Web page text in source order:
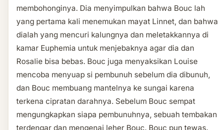
membohonginya. Dia menyimpulkan bahwa Bouc lah
yang pertama kali menemukan mayat Linnet, dan bahwa
dialah yang mencuri kalungnya dan meletakkannya di
kamar Euphemia untuk menjebaknya agar dia dan
Rosalie bisa bebas. Bouc juga menyaksikan Louise
mencoba menyuap si pembunuh sebelum dia dibunuh,
dan Bouc membuang mantelnya ke sungai karena
terkena cipratan darahnya. Sebelum Bouc sempat
mengungkapkan siapa pembunuhnya, sebuah tembakan
terdengar dan mengenai leher Bouc. Bouc pun tewas.